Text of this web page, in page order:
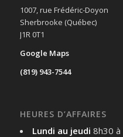
1007, rue Frédéric-Doyon
Sherbrooke (Québec)
J1R 0T1
Google Maps
(819) 943-7544
HEURES D’AFFAIRES
Lundi au jeudi 8h30